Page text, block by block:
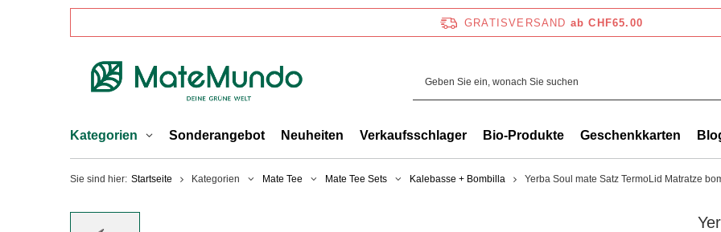
GRATISVERSAND ab CHF65.00
Kategorien Sonderangebot Neuheiten Verkaufsschlager Bio-Produkte Geschenkkarten
Sie sind hier: Startseite Kategorien Mate Tee Mate Tee Sets Kalebasse + Bombilla Yerba Soul mate Satz TermoLid Matratze